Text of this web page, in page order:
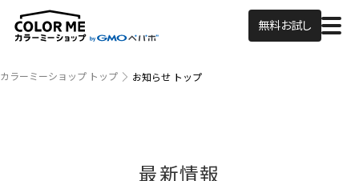
無料お試し
カラーミーショップ トップ お知らせ トップ
最新情報